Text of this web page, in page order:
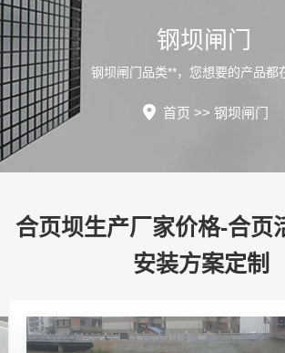
钢坝闸门
钢坝闸门品类**，您想要的产品都
首页 >> 钢坝闸门
合页坝生产厂家价格-合页
安装方案定制